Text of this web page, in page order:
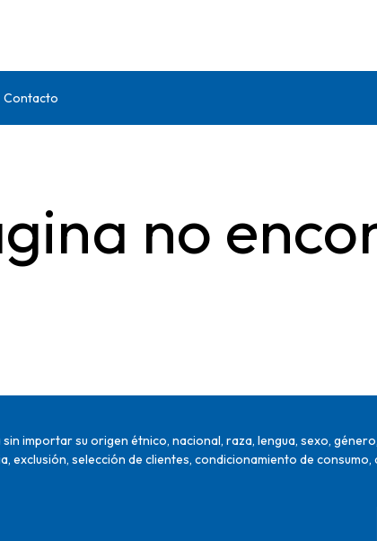
Contacto
no
importar su origen étnico, nacional, raza, lengua, sexo,
selección de clientes, condicionamiento de